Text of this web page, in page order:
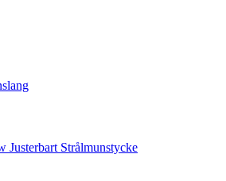
Justerbart Strålmunstycke